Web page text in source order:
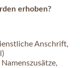
erhoben?
Anschrift,